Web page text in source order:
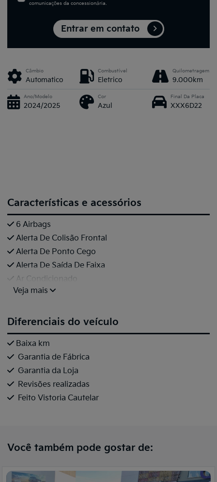
comunicações da concessionária.
Entrar em contato
Câmbio
Automatico
Combustível
Eletrico
Quilometragem
9.000km
Ano/Modelo
2024/2025
Cor
Azul
Final Da Placa
XXX6D22
Características e acessórios
6 Airbags
Alerta De Colisão Frontal
Alerta De Ponto Cego
Alerta De Saída De Faixa
Ar Condicionado
Veja mais
Diferenciais do veículo
Baixa km
Garantia de Fábrica
Garantia da Loja
Revisões realizadas
Feito Vistoria Cautelar
Você também pode gostar de: